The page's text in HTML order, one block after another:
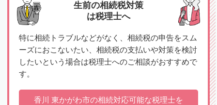
生前の相続税対策
は税理士へ
特に相続トラブルなどがなく、相続税の申告をスム
ーズにおこないたい、相続税の支払いや対策を検討
したいという場合は税理士へのご相談がおすすめで
す。
香川 東かがわ市の相続対応可能な税理士を